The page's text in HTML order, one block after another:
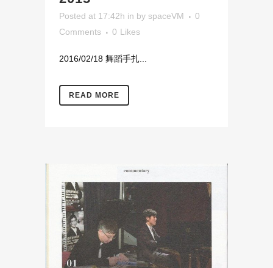
Posted at 17:42h in by spaceVM
0
Comments
0 Likes
2016/02/18 舞蹈手扎...
READ MORE